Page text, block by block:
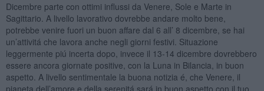
Dicembre parte con ottimi influssi da Venere, Sole e Marte in
Sagittario. A livello lavorativo dovrebbe andare molto bene,
potrebbe venire fuori un buon affare dal 6 all’ 8 dicembre, se hai
un’attivitá che lavora anche negli giorni festivi. Situazione
leggermente piú incerta dopo, invece il 13-14 dicembre dovrebbero
essere ancora giornate positive, con la Luna in Bilancia, in buon
aspetto. A livello sentimentale la buona notizia é, che Venere, il